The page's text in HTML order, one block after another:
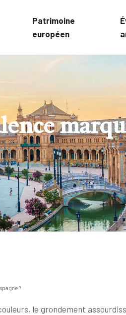
Patrimoine
européen
?
le grondement